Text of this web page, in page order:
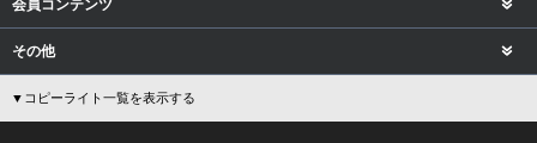
会員コンテンツ
その他
▼コピーライト一覧を表示する